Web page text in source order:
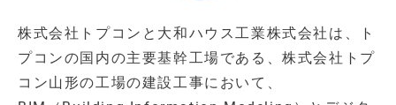
株式会社トプコンと大和ハウス工業株式会社は、ト
プコンの国内の主要基幹工場である、株式会社トプ
コン山形の工場の建設工事において、